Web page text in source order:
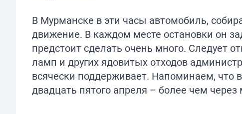
В Мурманске в эти часы автомобиль,
движение. В каждом месте остановки он
предстоит сделать очень много. Следует
ламп и других ядовитых отходов
всячески поддерживает. Напоминаем, что
двадцать пятого апреля – более чем через